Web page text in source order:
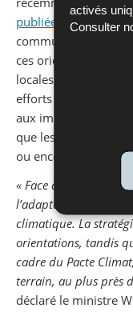
activés
Consulter
publiée
, le
communes jouent,
ces orientations en
locales et aux
efforts visent à
aux impacts déjà
que les fortes
ou encore les
« Face aux impacts
l’adaptation est
climatique. La
orientations, tandis
cadre du Pacte
terrain, au plus près
déclaré le ministre